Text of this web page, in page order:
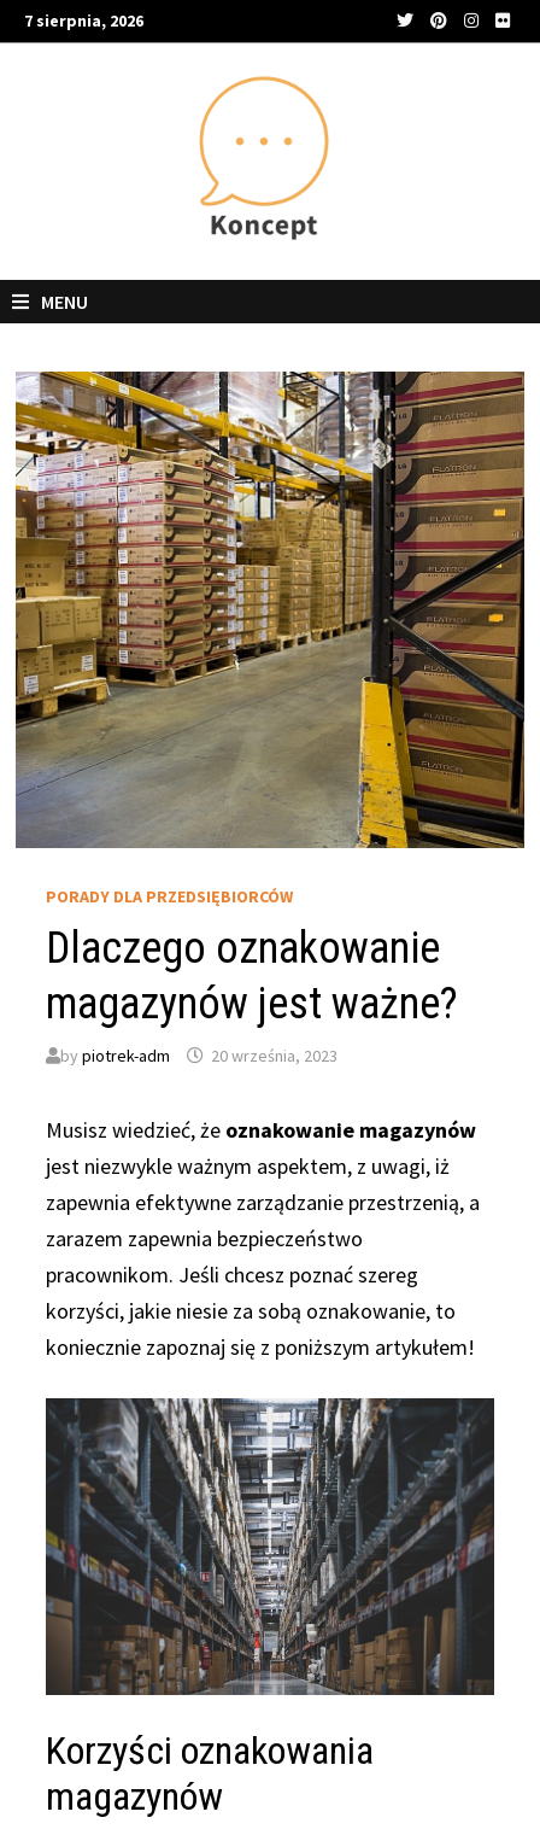
Skip
to
7 sierpnia, 2026
MENU
PORADY DLA PRZEDSIĘBIORCÓW
Dlaczego oznakowanie
magazynów jest ważne?
bypiotrek-adm 20 września, 2023
Musisz wiedzieć, że oznakowanie magazynów
jest niezwykle ważnym aspektem, z uwagi, iż
zapewnia efektywne zarządzanie przestrzenią, a
zarazem zapewnia bezpieczeństwo
pracownikom. Jeśli chcesz poznać szereg
korzyści, jakie niesie za sobą oznakowanie, to
koniecznie zapoznaj się z poniższym artykułem!
Korzyści oznakowania
magazynów